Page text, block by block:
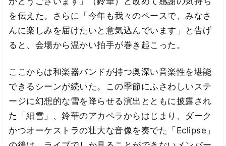
を伝えた。さらに「今年も我々のペースで、みなさ
んに楽しみを届けたいと意気込んでいます」と告げ
ると、会場から温かい拍手が巻き起こった。
ここからは和楽器バンドが持つ奥深い音楽性を堪能
できるシーンが続いた。この季節にふさわしいステ
ージに幻想的な雪を降らせる演出とともに披露され
た「細雪」、鈴華のアカペラからはじまり、ダーク
かつオーケストラの壮大な音像を奏でた「Eclipse」